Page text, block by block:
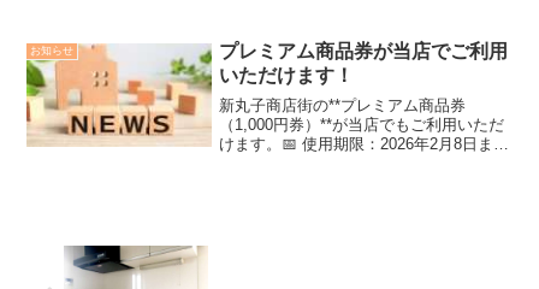
お知らせ
プレミアム商品券が当店でご利用
いただけます！
新丸子商店街の**プレミアム商品券
（1,000円券）**が当店でもご利用いただ
けます。📅 使用期限：2026年2月8日まで